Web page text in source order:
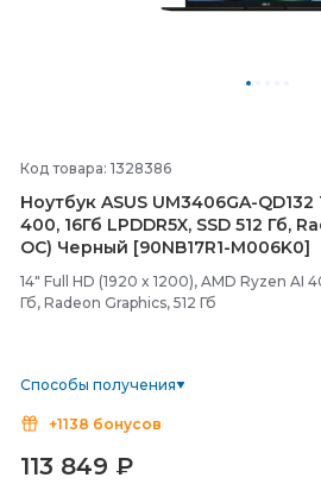
Код товара: 1328386
Ноутбук ASUS UM3406GA-QD132
400, 16Гб LPDDR5X, SSD 512 Гб,
ОС) Черный [90NB17R1-M006K0]
14" Full HD (1920 x 1200), AMD Ryzen AI
Гб, Radeon Graphics, 512 Гб
Способы получения
+1138 бонусов
113 849 ₽